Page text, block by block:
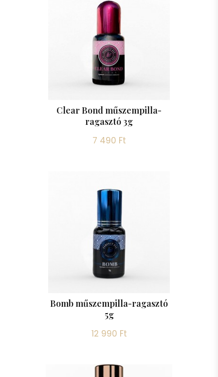
Clear Bond műszempilla-
ragasztó 3g
7 490 Ft
Bomb műszempilla-ragasztó
5g
12 990 Ft